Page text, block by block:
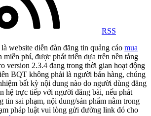
RSS
diễn đàn đăng tin quảng cáo mua
miễn phí, được phát triển dựa trên nền tảng
version 2.3.4 đang trong thời gian hoạt động
BQT không phải là người bán hàng, chúng
bất kỳ nội dung nào do người dùng đăng
hệ trực tiếp với người đăng bài, nếu phát
tin sai phạm, nội dung/sản phẩm nằm trong
pháp luật vui lòng gửi đường link đó cho